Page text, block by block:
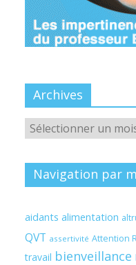
Archives
Archives
Navigation par
aidants alimentation
QVT assertivité Attention
travail bienveillance